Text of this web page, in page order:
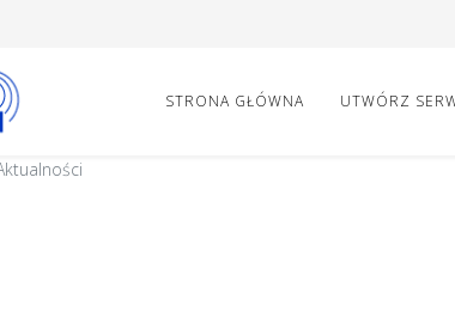
STRONA GŁÓWNA UTWÓRZ